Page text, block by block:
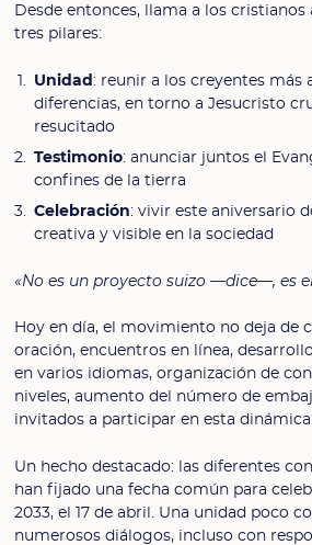
Desde entonces, llama a los
tres pilares:
Unidad: reunir a los creyentes más
diferencias, en torno a Jesucristo
resucitado
Testimonio: anunciar juntos el
confines de la tierra
Celebración: vivir este aniversario
creativa y visible en la sociedad
«No es un proyecto suizo —dice—, es
Hoy en día, el movimiento no deja de
oración, encuentros en línea,
en varios idiomas, organización de
niveles, aumento del número de
invitados a participar en esta dinámica.
Un hecho destacado: las diferentes
han fijado una fecha común para
2033, el 17 de abril. Una unidad poco
numerosos diálogos, incluso con